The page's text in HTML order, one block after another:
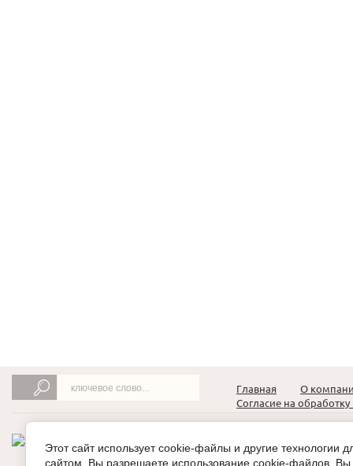
Главная
О
Согласие на
Этот сайт использует cookie-файлы и другие технологии
сайтом, Вы разрешаете использование cookie-файлов.